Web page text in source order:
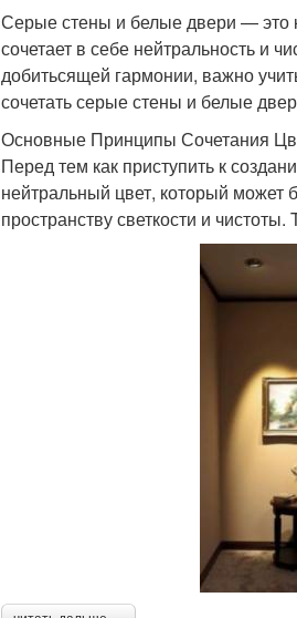
Серые стены и белые двери — это
сочетает в себе нейтральность и
добитьсящей гармонии, важно
сочетать серые стены и белые
Основные Принципы Сочетания
Перед тем как приступить к
нейтральный цвет, который может
пространству светкости и